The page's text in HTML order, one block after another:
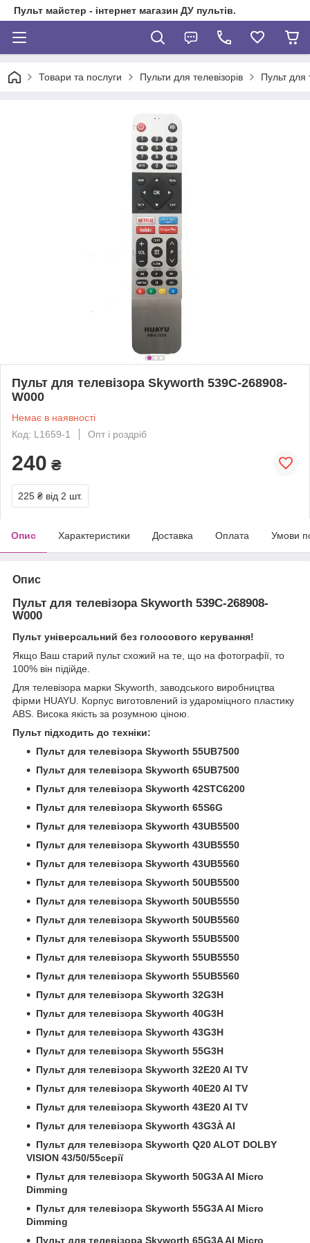
Пульт майстер - інтернет магазин ДУ пультів.
Товари та послуги Пульти для телевізорів Пульт для
Пульт для телевізора Skyworth 539C-268908-
W000
Немає в наявності
Код: L1659-1
Опт і роздріб
240 ₴
225 ₴ від 2 шт.
Опис Характеристики Доставка Оплата Умови
Опис
Пульт для телевізора Skyworth 539C-268908-
W000
Пульт універсальний без голосового керування!
Якщо Ваш старий пульт схожий на те, що на фотографії, то
100% він підійде.
Для телевізора марки Skyworth, заводського виробництва
фірми HUAYU. Корпус виготовлений із удароміцного пластику
ABS. Висока якість за розумною ціною.
Пульт підходить до техніки:
Пульт для телевізора Skyworth 55UB7500
Пульт для телевізора Skyworth 65UB7500
Пульт для телевізора Skyworth 42STC6200
Пульт для телевізора Skyworth 65S6G
Пульт для телевізора Skyworth 43UB5500
Пульт для телевізора Skyworth 43UB5550
Пульт для телевізора Skyworth 43UB5560
Пульт для телевізора Skyworth 50UB5500
Пульт для телевізора Skyworth 50UB5550
Пульт для телевізора Skyworth 50UB5560
Пульт для телевізора Skyworth 55UB5500
Пульт для телевізора Skyworth 55UB5550
Пульт для телевізора Skyworth 55UB5560
Пульт для телевізора Skyworth 32G3Н
Пульт для телевізора Skyworth 40G3Н
Пульт для телевізора Skyworth 43G3Н
Пульт для телевізора Skyworth 55G3Н
Пульт для телевізора Skyworth 32E20 AI TV
Пульт для телевізора Skyworth 40E20 AI TV
Пульт для телевізора Skyworth 43E20 AI TV
Пульт для телевізора Skyworth 43G3À AI
Пульт для телевізора Skyworth Q20 ALOT DOLBY
VISION 43/50/55серії
Пульт для телевізора Skyworth 50G3A AI Micro
Dimming
Пульт для телевізора Skyworth 55G3A AI Micro
Dimming
Пульт для телевізора Skyworth 65G3A AI Micro